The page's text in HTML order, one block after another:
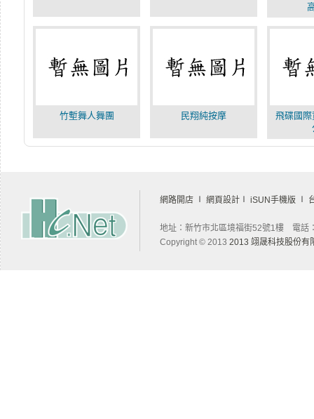
竹塹舞人舞團 民翔純按摩
飛碟國
網路開店 ∣ 網頁設計 ∣ iSUN手機版 ∣
地址：新竹市北區境福街52號1樓 電
Copyright © 2013 2013 翊晟科技股份有